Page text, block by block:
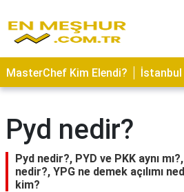
ASTROLOJİ
SAĞLIK
TARİFLERİ
GEZİLECEK
YERLER
MasterChef Kim Elendi? İstanbul
Pyd nedir?
Pyd nedir?, PYD ve PKK aynı
nedir?, YPG ne demek açılımı
kim?